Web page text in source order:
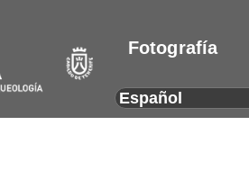
Fotografía